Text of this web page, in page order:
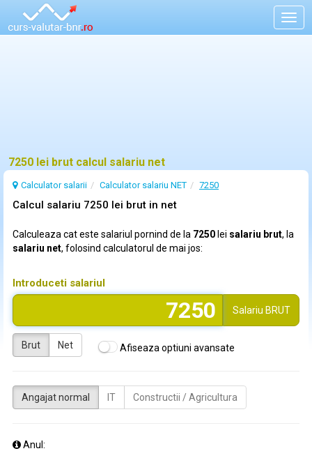
7250 lei brut calcul salariu net
Calculator salarii Calculator salariu NET 7250
Calcul salariu 7250 lei brut in net
Calculeaza cat este salariul pornind de la 7250 lei salariu brut, la
salariu net, folosind calculatorul de mai jos:
Introduceti salariul
Salariu BRUT
Brut Net Afiseaza optiuni avansate
Angajat normal IT Constructii / Agricultura
Anul: